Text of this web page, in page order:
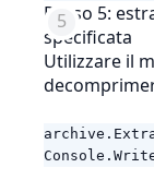
Passo 5:
specificata
Utilizzare il
archive .
Console .